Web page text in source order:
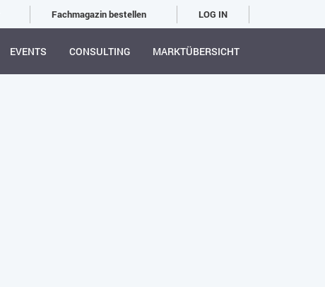
Fachmagazin bestellen LOG IN
EVENTS CONSULTING MARKTÜBERSICHT